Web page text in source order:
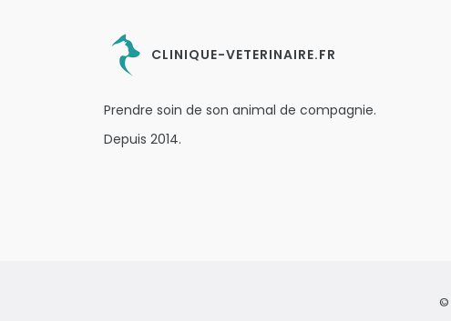
CLINIQUE-VETERINAIRE.FR
Prendre soin de son animal de compagnie.
Depuis 2014.
©